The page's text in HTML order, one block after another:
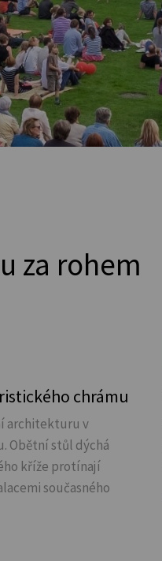
za rohem
chrámu
architekturu v
Obětní stůl dýchá
kříže protínají
současného